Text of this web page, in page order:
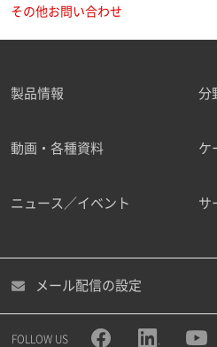
ご勤務先
職種
その他お問い合わせ
製品情報 分
動画・各種資料 ケ
ニュース／イベント サ
メール配信の設定
FOLLOW US